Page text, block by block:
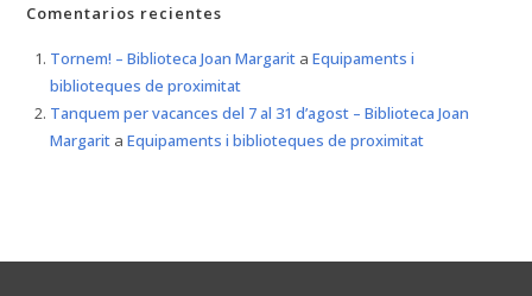
Comentarios recientes
Tornem! – Biblioteca Joan Margarit aEquipaments i
biblioteques de proximitat
Tanquem per vacances del 7 al 31 d’agost – Biblioteca Joan
Margarit aEquipaments i biblioteques de proximitat